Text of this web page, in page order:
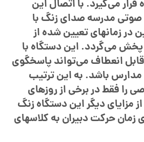
می‌گیرد. با اتصال این
مدرسه صدای زنگ با
در زمانهای تعیین شده از
می‌گردد. این دستگاه با
قابل انعطاف می‌تواند پاسخگوی
مدارس باشد. به این ترتیب
را فقط در برخی از روزهای
مزایای دیگر این دستگاه زنگ
زمان حرکت دبیران به کلاسهای